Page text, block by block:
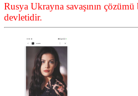
Rusya Ukrayna savaşının çözümü
devletidir.